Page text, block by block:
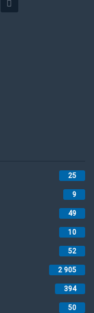
25
9
49
10
52
2 905
394
50